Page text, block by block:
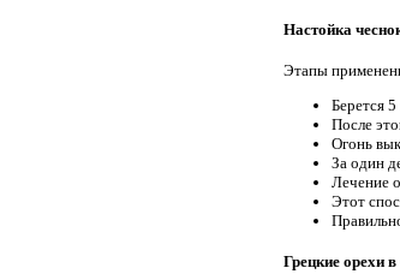
Настойка
Этапы
Берется
После
Огонь
За один
Лечение
Этот
Грецкие орехи